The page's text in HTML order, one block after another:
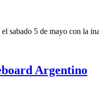
sabado 5 de mayo con la
Argentino